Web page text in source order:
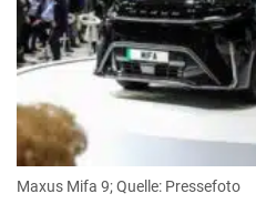
Maxus Mifa 9; Quelle: Pressefoto